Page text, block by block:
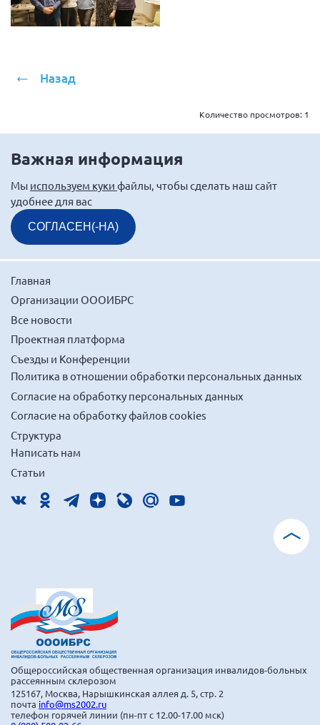
Назад
Количество просмотров: 1
Важная информация
Мы используем куки файлы, чтобы сделать наш сайт
удобнее для вас
СОГЛАСЕН(-НА)
Главная
Организации ОООИБРС
Все новости
Проектная платформа
Съезды и Конференции
Политика в отношении обработки персональных данных
Согласие на обработку персональных данных
Согласие на обработку файлов cookies
Структура
Написать нам
Статьи
Общероссийская общественная организация инвалидов-больных
рассеянным склерозом
125167, Москва, Нарышкинская аллея д. 5, стр. 2
почта info@ms2002.ru
телефон горячей линии (пн-пт с 12.00-17.00 мск)